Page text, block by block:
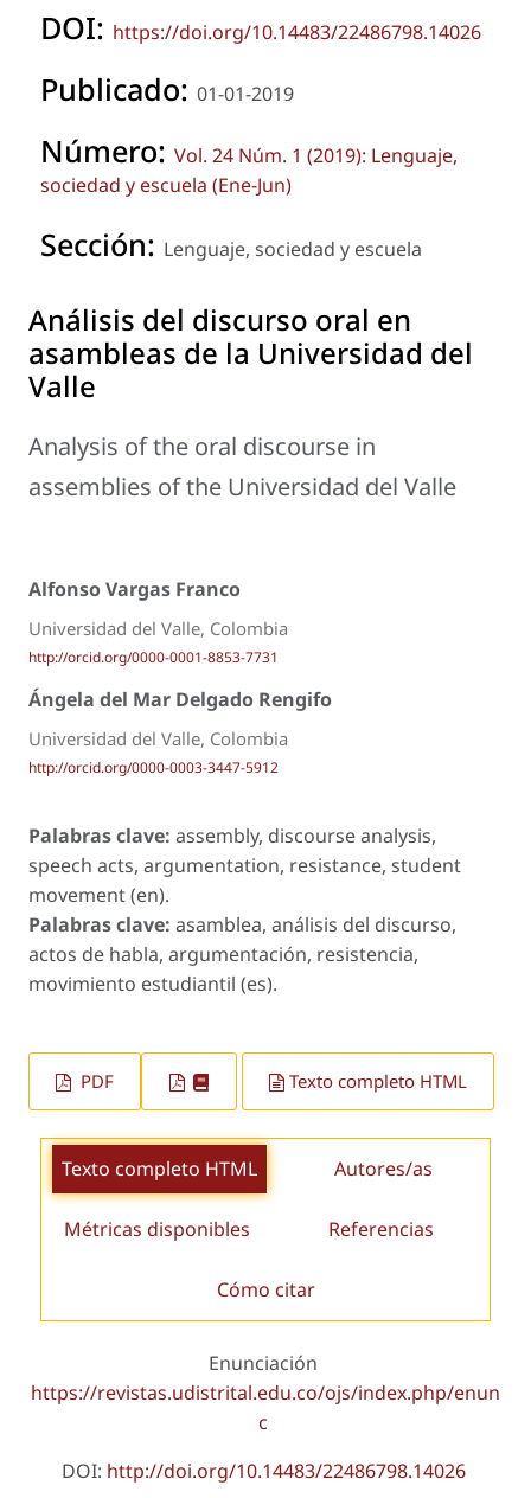
DOI: https://doi.org/10.14483/22486798.14026
Publicado: 01-01-2019
Número: Vol. 24 Núm. 1 (2019): Lenguaje,
sociedad y escuela (Ene-Jun)
Sección: Lenguaje, sociedad y escuela
Análisis del discurso oral en
asambleas de la Universidad del
Valle
Analysis of the oral discourse in
assemblies of the Universidad del Valle
Alfonso Vargas Franco
Universidad del Valle, Colombia
http://orcid.org/0000-0001-8853-7731
Ángela del Mar Delgado Rengifo
Universidad del Valle, Colombia
http://orcid.org/0000-0003-3447-5912
Palabras clave: assembly, discourse analysis,
speech acts, argumentation, resistance, student
movement (en).
Palabras clave: asamblea, análisis del discurso,
actos de habla, argumentación, resistencia,
movimiento estudiantil (es).
PDF Texto completo HTML
Texto completo HTML Autores/as
Métricas disponibles Referencias
Cómo citar
Enunciación
https://revistas.udistrital.edu.co/ojs/index.php/enun
c
DOI: http://doi.org/10.14483/22486798.14026